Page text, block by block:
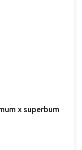
x superbum